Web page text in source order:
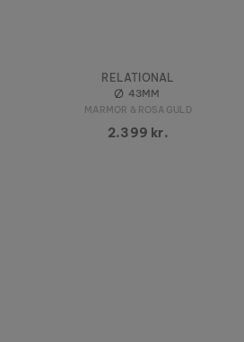
RELATIONAL
43MM
MARMOR & ROSA GULD
2.399 kr.